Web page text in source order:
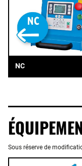
NC
Sous réserve de